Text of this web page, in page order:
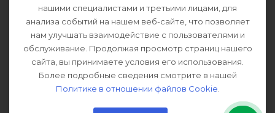
2026 © Ремонт и обслуживание котлов отопления.
Все права защищены.
нашими специалистами и третьими лицами, для
анализа событий на нашем веб-сайте, что позволяет
нам улучшать взаимодействие с пользователями и
обслуживание. Продолжая просмотр страниц нашего
сайта, вы принимаете условия его использования.
Более подробные сведения смотрите в нашей
Политике в отношении файлов Cookie